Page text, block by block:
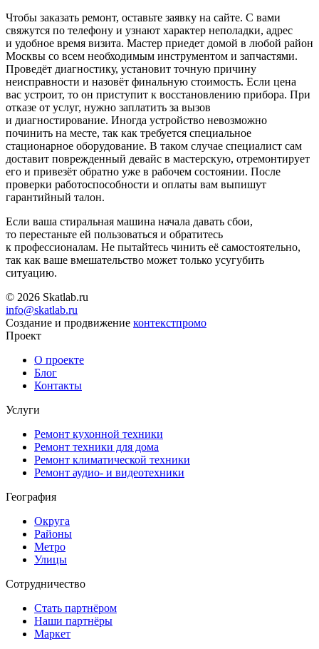
Чтобы заказать ремонт, оставьте заявку на сайте. С вами
свяжутся по телефону и узнают характер неполадки, адрес
и удобное время визита. Мастер приедет домой в любой район
Москвы со всем необходимым инструментом и запчастями.
Проведёт диагностику, установит точную причину
неисправности и назовёт финальную стоимость. Если цена
вас устроит, то он приступит к восстановлению прибора. При
отказе от услуг, нужно заплатить за вызов
и диагностирование. Иногда устройство невозможно
починить на месте, так как требуется специальное
стационарное оборудование. В таком случае специалист сам
доставит поврежденный девайс в мастерскую, отремонтирует
его и привезёт обратно уже в рабочем состоянии. После
проверки работоспособности и оплаты вам выпишут
гарантийный талон.
Если ваша стиральная машина начала давать сбои,
то перестаньте ей пользоваться и обратитесь
к профессионалам. Не пытайтесь чинить её самостоятельно,
так как ваше вмешательство может только усугубить
ситуацию.
© 2026 Skatlab.ru
info@skatlab.ru
Создание и продвижение контекстпромо
Проект
О проекте
Блог
Контакты
Услуги
Ремонт кухонной техники
Ремонт техники для дома
Ремонт климатической техники
Ремонт аудио- и видеотехники
География
Округа
Районы
Метро
Улицы
Сотрудничество
Стать партнёром
Наши партнёры
Маркет